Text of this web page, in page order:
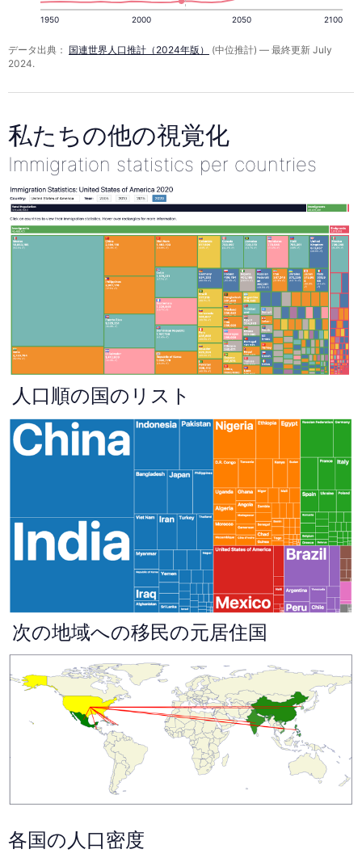
1950 2000 2050 2100
データ出典： 国連世界人口推計（2024年版）
(中位推計) — 最終更新 July
2024.
私たちの他の視覚化
Immigration statistics per countries
人口順の国のリスト
次の地域への移民の元居住国
各国の人口密度